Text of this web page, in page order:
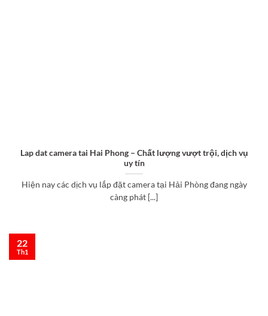
Lap dat camera tai Hai Phong – Chất lượng vượt trội, dịch vụ
uy tín
Hiện nay các dịch vụ lắp đặt camera tại Hải Phòng đang ngày
càng phát [...]
22
Th1